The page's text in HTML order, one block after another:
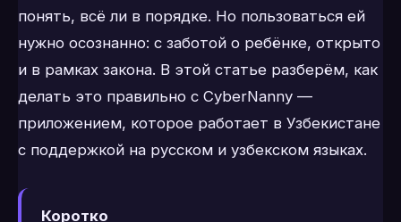
понять, всё ли в порядке. Но пользоваться ей
нужно осознанно: с заботой о ребёнке, открыто
и в рамках закона. В этой статье разберём, как
делать это правильно с CyberNanny —
приложением, которое работает в Узбекистане
с поддержкой на русском и узбекском языках.
Коротко